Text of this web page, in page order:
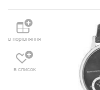
в порівняння
в список